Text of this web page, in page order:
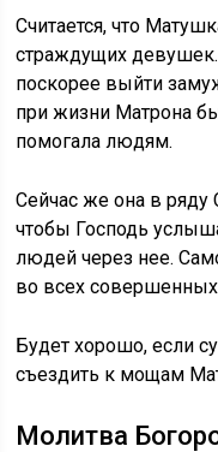
Считается, что
страждущих
поскорее выйти
при жизни Матрона
помогала людям.
Сейчас же она в ряду
чтобы Господь
людей через нее.
во всех совершенных
Будет хорошо, если
съездить к мощам
Молитва